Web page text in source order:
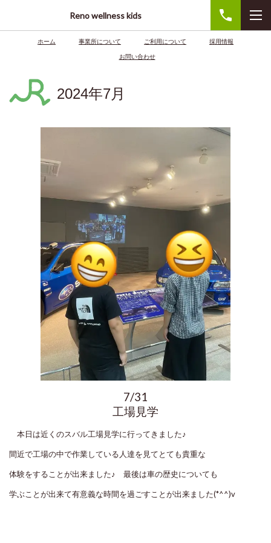
Reno wellness kids
ホーム 事業所について ご利用について 採用情報
お問い合わせ
2024年7月
7/31
工場見学
本日は近くのスバル工場見学に行ってきました♪
間近で工場の中で作業している人達を見てとても貴重な
体験をすることが出来ました♪ 最後は車の歴史についても
学ぶことが出来て有意義な時間を過ごすことが出来ました(*^^)v